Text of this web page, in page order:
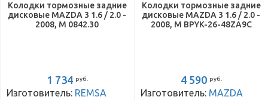
Колодки тормозные задние
дисковые MAZDA 3 1.6 / 2.0 -
2008, M 0842.30
1 734 руб.
Изготовитель: REMSA
Колодки тормозные задние
дисковые MAZDA 3 1.6 / 2.0 -
2008, M BPYK-26-48ZA9C
4 590 руб.
Изготовитель: MAZDA